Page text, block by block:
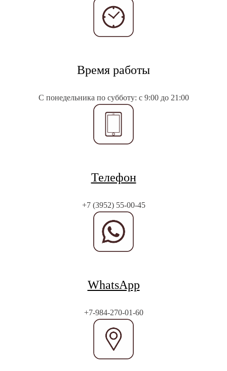
Время работы
С понедельника по субботу: с 9:00 до 21:00
Телефон
+7 (3952) 55-00-45
WhatsApp
+7-984-270-01-60